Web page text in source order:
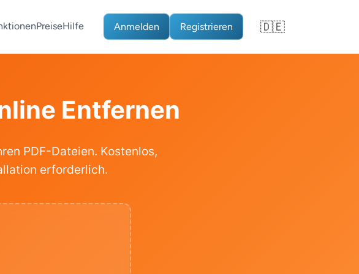
PreiseHilfe Anmelden Registrieren 🇩🇪
Entfernen
PDF-Dateien. Kostenlos,
erforderlich.